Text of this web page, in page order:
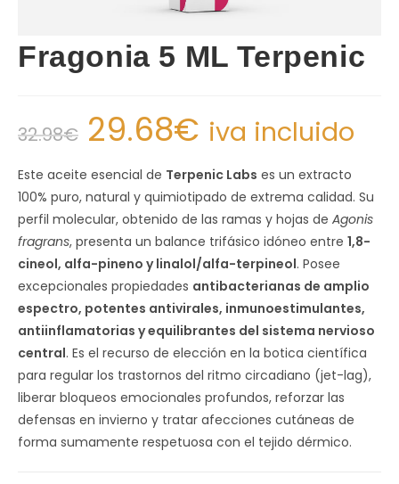
Fragonia 5 ML Terpenic
32.98€ 29.68€ iva incluido
Este aceite esencial de Terpenic Labs es un extracto
100% puro, natural y quimiotipado de extrema calidad. Su
perfil molecular, obtenido de las ramas y hojas de Agonis
fragrans, presenta un balance trifásico idóneo entre 1,8-
cineol, alfa-pineno y linalol/alfa-terpineol. Posee
excepcionales propiedades antibacterianas de amplio
espectro, potentes antivirales, inmunoestimulantes,
antiinflamatorias y equilibrantes del sistema nervioso
central. Es el recurso de elección en la botica científica
para regular los trastornos del ritmo circadiano (jet-lag),
liberar bloqueos emocionales profundos, reforzar las
defensas en invierno y tratar afecciones cutáneas de
forma sumamente respetuosa con el tejido dérmico.